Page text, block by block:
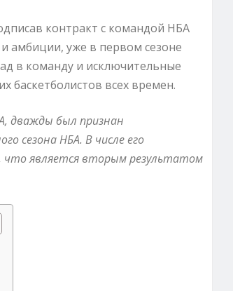
контракт с командой НБА
амбиции, уже в первом сезоне
в команду и исключительные
баскетболистов всех времен.
дважды был признан
сезона НБА. В числе его
что является вторым результатом